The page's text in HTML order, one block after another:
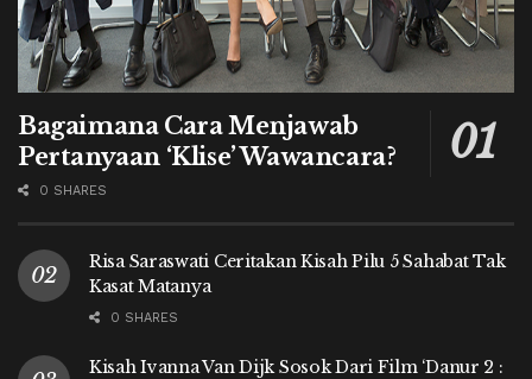
Bagaimana Cara Menjawab
Pertanyaan ‘Klise’ Wawancara?
0 SHARES
Risa Saraswati Ceritakan Kisah Pilu 5 Sahabat Tak
Kasat Matanya
0 SHARES
Kisah Ivanna Van Dijk Sosok Dari Film ‘Danur 2 :